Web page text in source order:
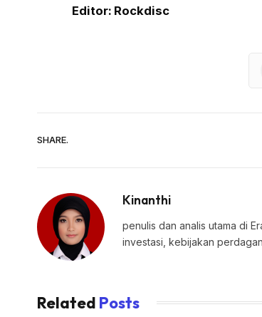
Editor: Rockdisc
SHARE.
Kinanthi
penulis dan analis utama di
investasi, kebijakan
Related Posts